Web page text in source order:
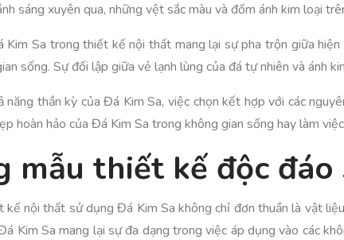
sáng xuyên qua, những vệt sắc màu và đốm ánh kim loại
Sa trong thiết kế nội thất mang lại sự pha trộn giữa
sống. Sự đối lập giữa vẻ lạnh lùng của đá tự nhiên và ánh
thần kỳ của Đá Kim Sa, việc chọn kết hợp với các
hoàn hảo của Đá Kim Sa trong không gian sống hay làm
mẫu thiết kế độc
kế nội thất sử dụng Đá Kim Sa không chỉ đơn thuần là vật
Kim Sa mang lại sự đa dạng trong việc áp dụng vào các